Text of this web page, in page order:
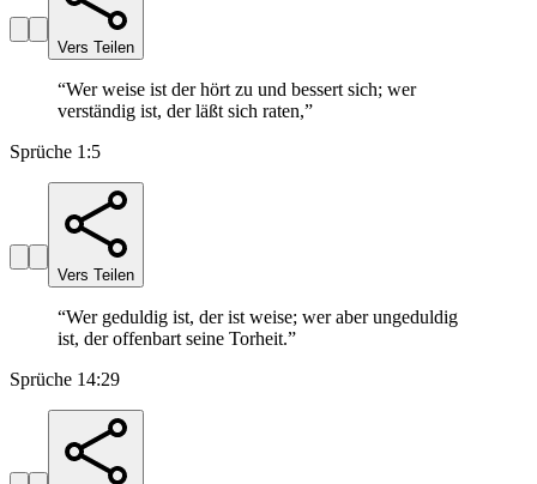
Vers Teilen
“Wer weise ist der hört zu und bessert sich; wer
verständig ist, der läßt sich raten,”
Sprüche 1:5
Vers Teilen
“Wer geduldig ist, der ist weise; wer aber ungeduldig
ist, der offenbart seine Torheit.”
Sprüche 14:29